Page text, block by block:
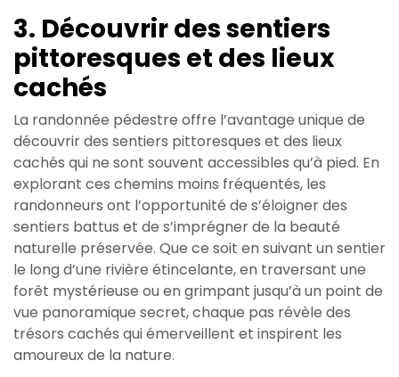
3. Découvrir des sentiers
pittoresques et des lieux
cachés
La randonnée pédestre offre l’avantage unique de
découvrir des sentiers pittoresques et des lieux
cachés qui ne sont souvent accessibles qu’à pied. En
explorant ces chemins moins fréquentés, les
randonneurs ont l’opportunité de s’éloigner des
sentiers battus et de s’imprégner de la beauté
naturelle préservée. Que ce soit en suivant un sentier
le long d’une rivière étincelante, en traversant une
forêt mystérieuse ou en grimpant jusqu’à un point de
vue panoramique secret, chaque pas révèle des
trésors cachés qui émerveillent et inspirent les
amoureux de la nature.